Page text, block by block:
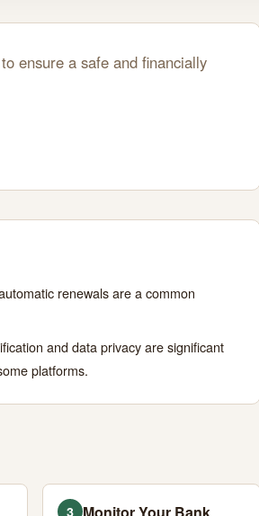
ensure a safe and financially
renewals are a common
and data privacy are significant
platforms.
3